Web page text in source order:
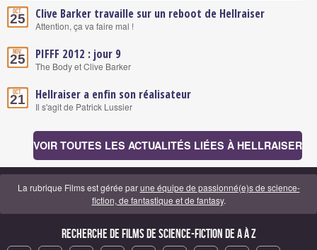
Oct.
25 Clive Barker travaille sur un reboot de Hellraiser
Attention, ça va faire mal !
Nov.
25 PIFFF 2012 : jour 9
The Body et Clive Barker
Oct.
21 Hellraiser a enfin son réalisateur
Il s'agit de Patrick Lussier
VOIR TOUTES LES ACTUALITÉS LIÉES À HELLRAISER
La rubrique Films est gérée parune équipe de passionné(e)s de science-
fiction, de fantastique et de fantasy.
Recherche de Films de science-fiction de A à Z